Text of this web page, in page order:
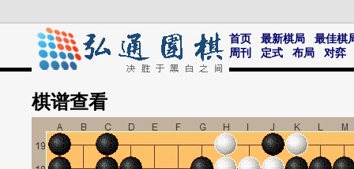
首页 最新棋局
最佳棋
周刊
定式 布局 对弈
棋谱查看